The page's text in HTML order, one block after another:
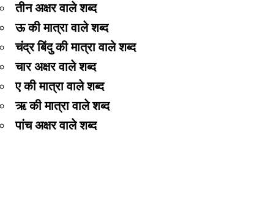
तीन अक्षर वाले शब्द
ऊ की मात्रा वाले शब्द
चंद्र बिंदु की मात्रा वाले शब्द
चार अक्षर वाले शब्द
ए की मात्रा वाले शब्द
ऋ की मात्रा वाले शब्द
पांच अक्षर वाले शब्द